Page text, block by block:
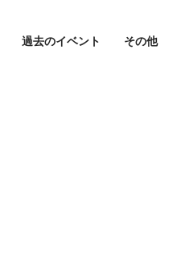
過去のイベント その他